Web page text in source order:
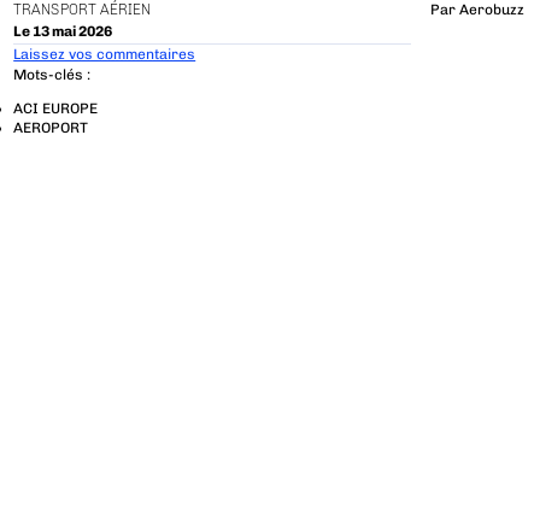
TRANSPORT AÉRIEN
Le 13 mai 2026
Par Aerobuzz
Laissez vos commentaires
Mots-clés :
ACI EUROPE
AEROPORT